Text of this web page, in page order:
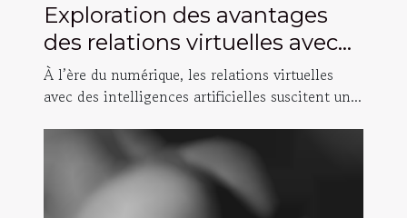
Exploration des avantages
des relations virtuelles avec
des intelligences artificielles
À l’ère du numérique, les relations virtuelles
avec des intelligences artificielles suscitent un...